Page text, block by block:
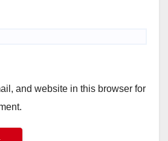
and website in this browser for